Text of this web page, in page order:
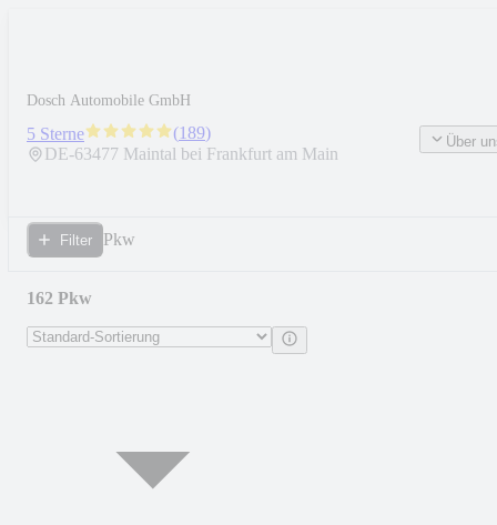
Dosch Automobile GmbH
5 Sterne (189)
DE-63477 Maintal bei Frankfurt am Main
Über
Filter Pkw
162 Pkw